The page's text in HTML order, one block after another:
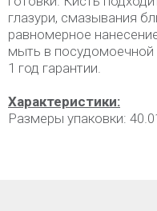
глазури, смазывания
равномерное
мыть в
1 год гарантии.
Характеристики:
Размеры упаковки: